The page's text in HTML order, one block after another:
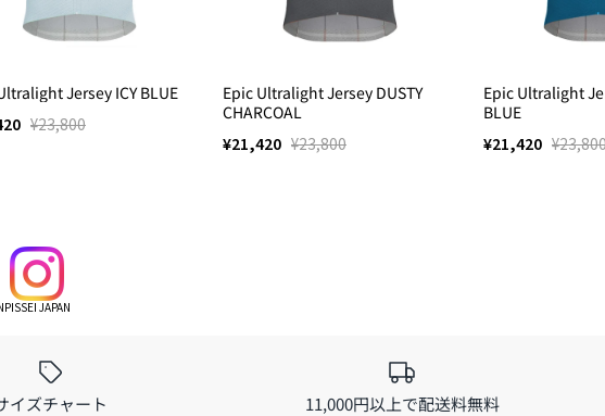
Jersey ICY BLUE
¥23,800
Epic Ultralight Jersey DUSTY
CHARCOAL
¥21,420 ¥23,800
Epic Ultralight
BLUE
¥21,420
PISSEI JAPAN
イズチャート 11,000円以上で配送料無料